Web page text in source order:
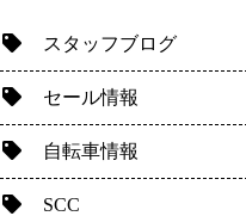
スタッフブログ
セール情報
自転車情報
SCC